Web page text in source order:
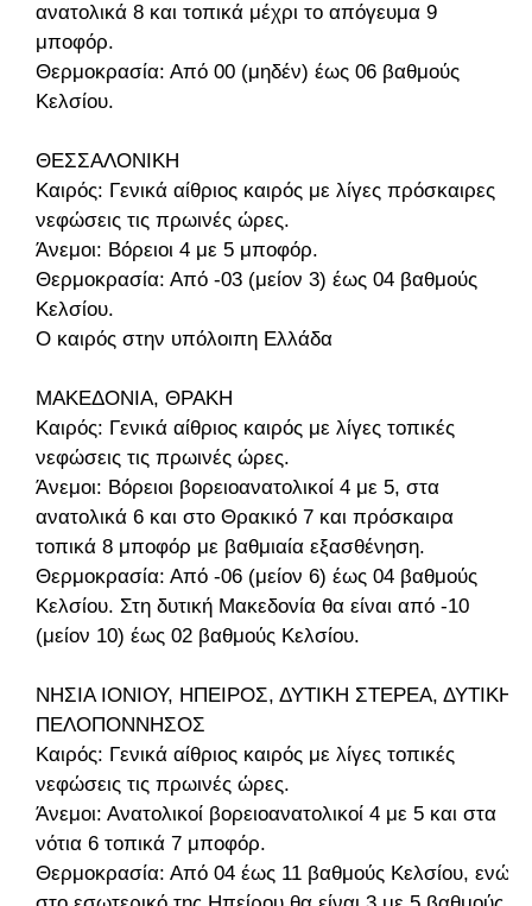
ανατολικά 8 και τοπικά μέχρι το απόγευμα 9
μποφόρ.
Θερμοκρασία: Από 00 (μηδέν) έως 06 βαθμούς
Κελσίου.
ΘΕΣΣΑΛΟΝΙΚΗ
Καιρός: Γενικά αίθριος καιρός με λίγες πρόσκαιρες
νεφώσεις τις πρωινές ώρες.
Άνεμοι: Βόρειοι 4 με 5 μποφόρ.
Θερμοκρασία: Από -03 (μείον 3) έως 04 βαθμούς
Κελσίου.
Ο καιρός στην υπόλοιπη Ελλάδα
ΜΑΚΕΔΟΝΙΑ, ΘΡΑΚΗ
Καιρός: Γενικά αίθριος καιρός με λίγες τοπικές
νεφώσεις τις πρωινές ώρες.
Άνεμοι: Βόρειοι βορειοανατολικοί 4 με 5, στα
ανατολικά 6 και στο Θρακικό 7 και πρόσκαιρα
τοπικά 8 μποφόρ με βαθμιαία εξασθένηση.
Θερμοκρασία: Από -06 (μείον 6) έως 04 βαθμούς
Κελσίου. Στη δυτική Μακεδονία θα είναι από -10
(μείον 10) έως 02 βαθμούς Κελσίου.
ΝΗΣΙΑ ΙΟΝΙΟΥ, ΗΠΕΙΡΟΣ, ΔΥΤΙΚΗ ΣΤΕΡΕΑ, ΔΥΤΙΚΗ
ΠΕΛΟΠΟΝΝΗΣΟΣ
Καιρός: Γενικά αίθριος καιρός με λίγες τοπικές
νεφώσεις τις πρωινές ώρες.
Άνεμοι: Ανατολικοί βορειοανατολικοί 4 με 5 και στα
νότια 6 τοπικά 7 μποφόρ.
Θερμοκρασία: Από 04 έως 11 βαθμούς Κελσίου, ενώ